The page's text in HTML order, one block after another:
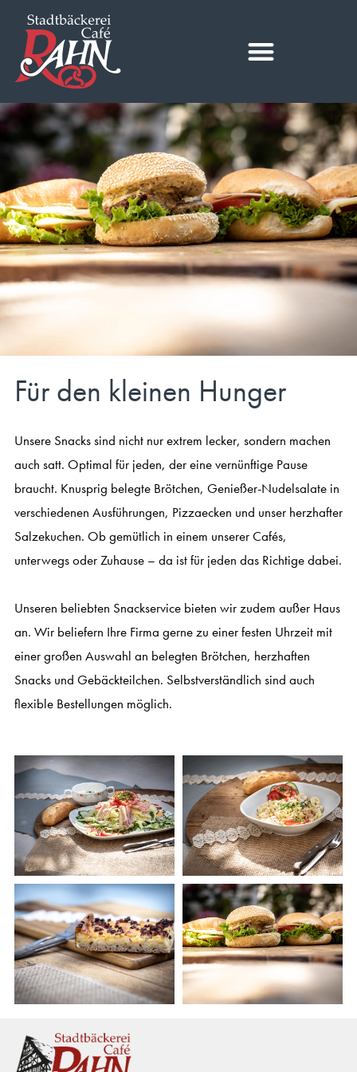
Für den kleinen Hunger
Unsere Snacks sind nicht nur extrem lecker, sondern machen
auch satt. Optimal für jeden, der eine vernünftige Pause
braucht. Knusprig belegte Brötchen, Genießer-Nudelsalate in
verschiedenen Ausführungen, Pizzaecken und unser herzhafter
Salzekuchen. Ob gemütlich in einem unserer Cafés,
unterwegs oder Zuhause – da ist für jeden das Richtige dabei.
Unseren beliebten Snackservice bieten wir zudem außer Haus
an. Wir beliefern Ihre Firma gerne zu einer festen Uhrzeit mit
einer großen Auswahl an belegten Brötchen, herzhaften
Snacks und Gebäckteilchen. Selbstverständlich sind auch
flexible Bestellungen möglich.